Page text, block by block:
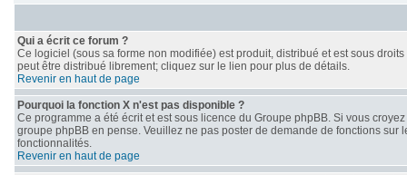
Qui a écrit ce forum ?
Ce logiciel (sous sa forme non modifiée) est produit, distribué et est sous
peut être distribué librement; cliquez sur le lien pour plus de détails.
Revenir en haut de page
Pourquoi la fonction X n'est pas disponible ?
Ce programme a été écrit et est sous licence du Groupe phpBB. Si vous
groupe phpBB en pense. Veuillez ne pas poster de demande de fonctions
fonctionnalités.
Revenir en haut de page